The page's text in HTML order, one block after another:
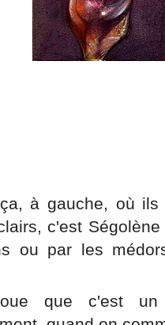
à gauche, où
c'est
ou par les
que c'est